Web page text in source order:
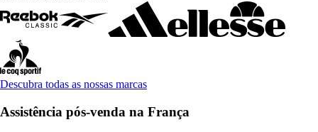
Descubra todas as nossas marcas
Assistência pós-venda na França